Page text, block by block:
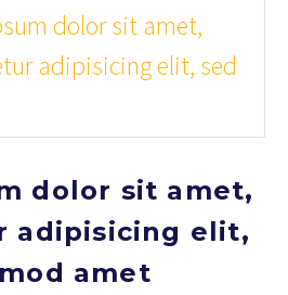
dolor sit amet,
adipisicing elit, sed
dolor sit amet,
adipisicing elit,
amet